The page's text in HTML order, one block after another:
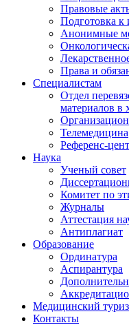
Правовые
Подготовка к
Анонимные
Права и
Специалистам
Отдел
материалов в
Телемедицина
Референс-
Наука
Ученый совет
Комитет по
Журналы
Аттестация
Антиплагиат
Образование
Ординатура
Аспирантура
Медицинский
Контакты